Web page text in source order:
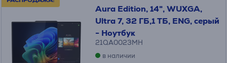
Aura Edition, 14", WUXGA,
Ultra 7, 32 ГБ,1 ТБ, ENG, серый
- Ноутбук
21QA0023MH
в наличии